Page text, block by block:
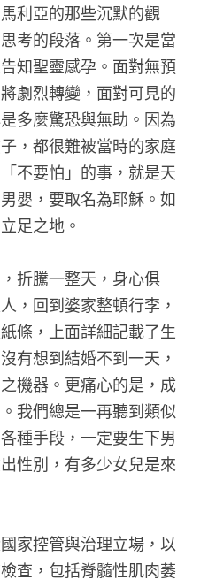
利亞的那些沉默的觀
考的段落。第一次是當
知聖靈感孕。面對無預
劇烈轉變，面對可見的
多麼驚恐與無助。因為
，都很難被當時的家庭
不要怕」的事，就是天
嬰，要取名為耶穌。如
足之地。
折騰一整天，身心俱
，回到婆家整頓行李，
條，上面詳細記載了生
有想到結婚不到一天，
機器。更痛心的是，成
我們總是一再聽到類似
種手段，一定要生下男
性別，有多少女兒是來
家控管與治理立場，以
查，包括脊髓性肌肉萎